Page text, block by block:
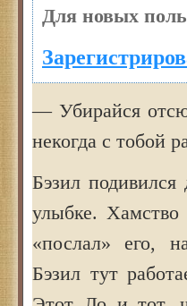
Для новых
— Убирайся
некогда с тобой
Бэзил
улыбке.
«послал» его,
Бэзил тут